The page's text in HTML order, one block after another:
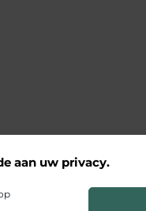
aan uw privacy.